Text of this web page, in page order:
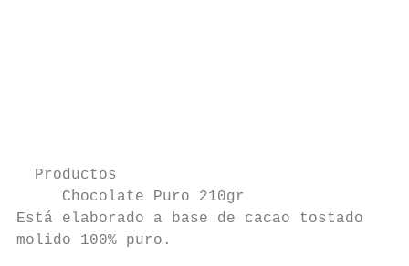
  Productos
Chocolate Puro 210gr
Está elaborado a base de cacao tostado
molido 100% puro.